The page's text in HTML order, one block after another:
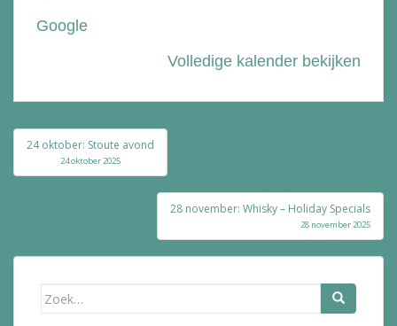
Google
Volledige kalender bekijken
Bericht
navigatie
24 oktober: Stoute avond
24 oktober 2025
28 november: Whisky – Holiday Specials
28 november 2025
Zoek